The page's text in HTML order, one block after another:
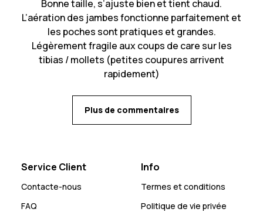
Bonne taille, s’ajuste bien et tient chaud.
L’aération des jambes fonctionne parfaitement et
les poches sont pratiques et grandes.
Légèrement fragile aux coups de care sur les
tibias / mollets (petites coupures arrivent
rapidement)
Plus de commentaires
Service Client
Contacte-nous
FAQ
Info
Termes et conditions
Politique de vie privée